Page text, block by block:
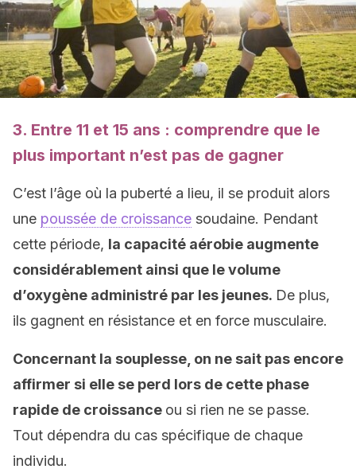
3. Entre 11 et 15 ans : comprendre que le
plus important n’est pas de gagner
C’est l’âge où la puberté a lieu, il se produit alors
une poussée de croissance soudaine. Pendant
cette période, la capacité aérobie augmente
considérablement ainsi que le volume
d’oxygène administré par les jeunes. De plus,
ils gagnent en résistance et en force musculaire.
Concernant la souplesse, on ne sait pas encore
affirmer si elle se perd lors de cette phase
rapide de croissance ou si rien ne se passe.
Tout dépendra du cas spécifique de chaque
individu.